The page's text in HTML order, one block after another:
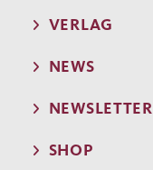
VERLAG
NEWS
NEWSLETTER
SHOP